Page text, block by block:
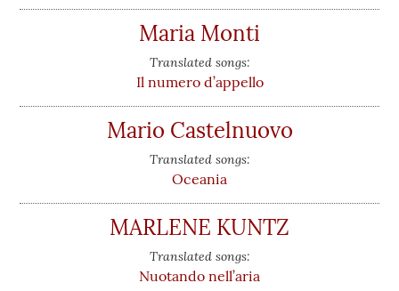
Maria Monti
Translated songs:
Il numero d’appello
Mario Castelnuovo
Translated songs:
Oceania
MARLENE KUNTZ
Translated songs:
Nuotando nell’aria